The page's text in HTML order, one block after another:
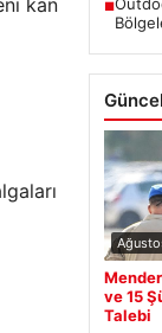
kan ■
Güncel
ve 15
Talebi